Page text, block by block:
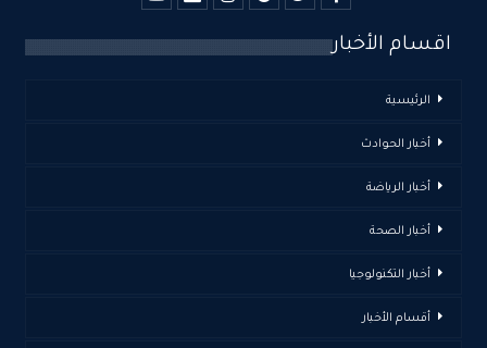
اقسام الأخبار
الرئيسية
أخبار الحوادث
أخبار الرياضة
أخبار الصحة
أخبار التكنولوجيا
أقسام الأخبار